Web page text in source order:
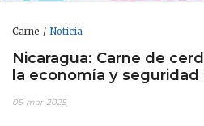
Carne Noticia
Nicaragua: Carne de
la economía y
05-mar-2025